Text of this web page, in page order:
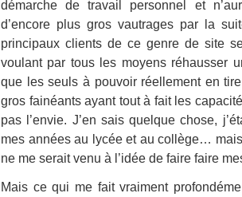
démarche de travail personnel et
d’encore plus gros vautrages par la
principaux clients de ce genre de site
voulant par tous les moyens réhausser
que les seuls à pouvoir réellement en
gros fainéants ayant tout à fait les
pas l’envie. J’en sais quelque chose,
mes années au lycée et au collège…
ne me serait venu à l’idée de faire faire
Mais ce qui me fait vraiment